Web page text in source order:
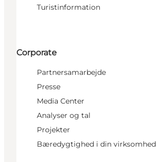
Turistinformation
Corporate
Partnersamarbejde
Presse
Media Center
Analyser og tal
Projekter
Bæredygtighed i din virksomhed